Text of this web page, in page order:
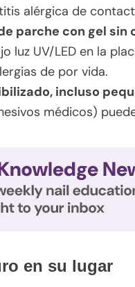
alérgica de
parche con gel sin
luz UV/LED en la
de por vida.
incluso
médicos)
en su lugar